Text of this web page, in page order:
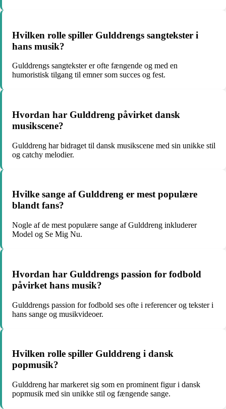
Hvilken rolle spiller Gulddrengs sangtekster i
hans musik?
Gulddrengs sangtekster er ofte fængende og med en
humoristisk tilgang til emner som succes og fest.
Hvordan har Gulddreng påvirket dansk
musikscene?
Gulddreng har bidraget til dansk musikscene med sin unikke stil
og catchy melodier.
Hvilke sange af Gulddreng er mest populære
blandt fans?
Nogle af de mest populære sange af Gulddreng inkluderer
Model og Se Mig Nu.
Hvordan har Gulddrengs passion for fodbold
påvirket hans musik?
Gulddrengs passion for fodbold ses ofte i referencer og tekster i
hans sange og musikvideoer.
Hvilken rolle spiller Gulddreng i dansk
popmusik?
Gulddreng har markeret sig som en prominent figur i dansk
popmusik med sin unikke stil og fængende sange.